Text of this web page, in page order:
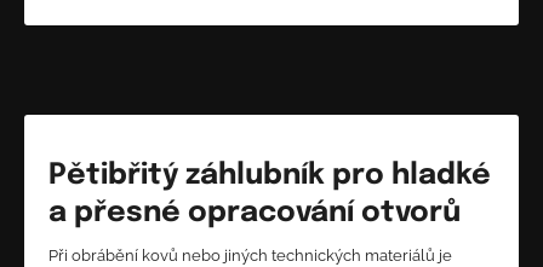
Pětibřitý záhlubník pro hladké
a přesné opracování otvorů
Při obrábění kovů nebo jiných technických materiálů je